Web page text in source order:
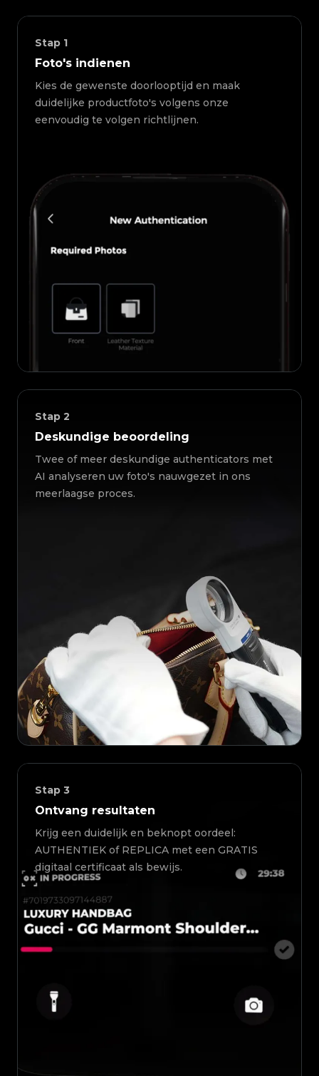
Stap 1
Foto's indienen
Kies de gewenste doorlooptijd en maak
duidelijke productfoto's volgens onze
eenvoudig te volgen richtlijnen.
Stap 2
Deskundige beoordeling
Twee of meer deskundige authenticators met
AI analyseren uw foto's nauwgezet in ons
meerlaagse proces.
Stap 3
Ontvang resultaten
Krijg een duidelijk en beknopt oordeel:
AUTHENTIEK of REPLICA met een GRATIS
digitaal certificaat als bewijs.